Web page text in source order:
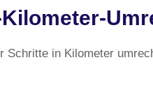
Schritte in Kilometer